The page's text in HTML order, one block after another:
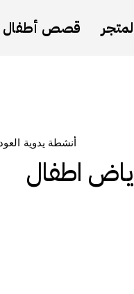
قصص أطفال
أنشطة يدوية
اطفال